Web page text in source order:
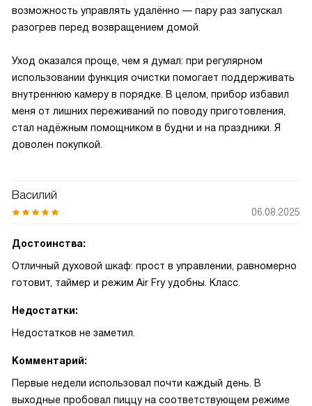
возможность управлять удалённо — пару раз запускал
разогрев перед возвращением домой.
Уход оказался проще, чем я думал: при регулярном
использовании функция очистки помогает поддерживать
внутреннюю камеру в порядке. В целом, прибор избавил
меня от лишних переживаний по поводу приготовления,
стал надёжным помощником в будни и на праздники. Я
доволен покупкой.
Василий
06.08.2025
Достоинства:
Отличный духовой шкаф: прост в управлении, равномерно
готовит, таймер и режим Air Fry удобны. Класс.
Недостатки:
Недостатков не заметил.
Комментарий:
Первые недели использовал почти каждый день. В
выходные пробовал пиццу на соответствующем режиме